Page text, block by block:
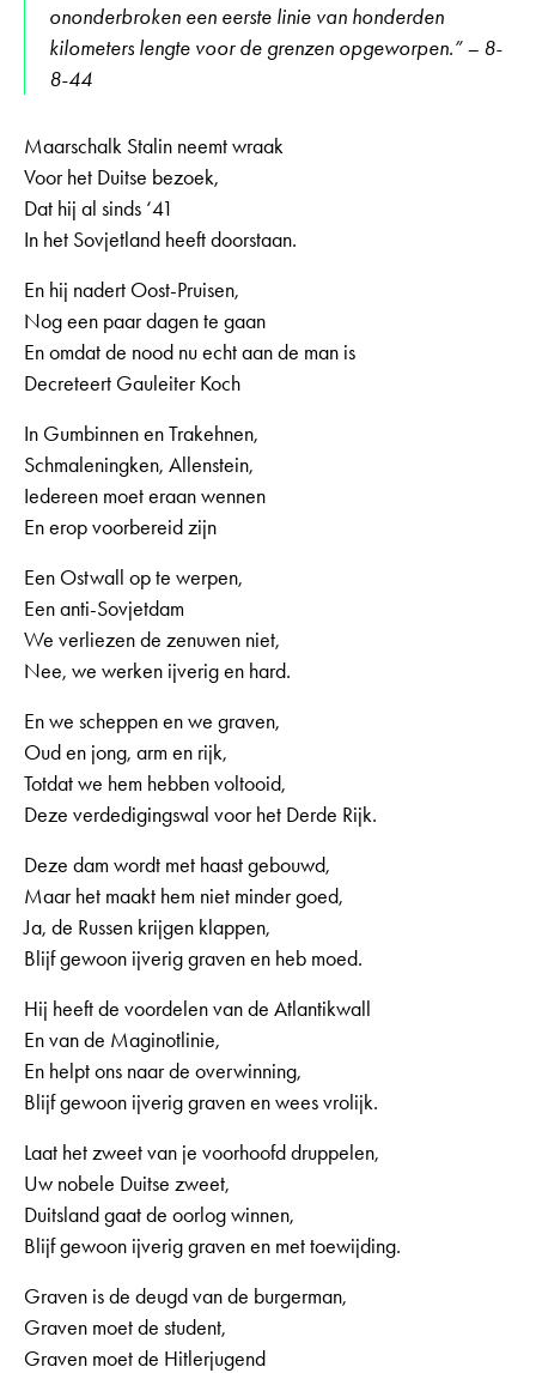
ononderbroken een eerste linie van honderden
kilometers lengte voor de grenzen opgeworpen.” – 8-
8-44
Maarschalk Stalin neemt wraak
Voor het Duitse bezoek,
Dat hij al sinds ‘41
In het Sovjetland heeft doorstaan.
En hij nadert Oost-Pruisen,
Nog een paar dagen te gaan
En omdat de nood nu echt aan de man is
Decreteert Gauleiter Koch
In Gumbinnen en Trakehnen,
Schmaleningken, Allenstein,
Iedereen moet eraan wennen
En erop voorbereid zijn
Een Ostwall op te werpen,
Een anti-Sovjetdam
We verliezen de zenuwen niet,
Nee, we werken ijverig en hard.
En we scheppen en we graven,
Oud en jong, arm en rijk,
Totdat we hem hebben voltooid,
Deze verdedigingswal voor het Derde Rijk.
Deze dam wordt met haast gebouwd,
Maar het maakt hem niet minder goed,
Ja, de Russen krijgen klappen,
Blijf gewoon ijverig graven en heb moed.
Hij heeft de voordelen van de Atlantikwall
En van de Maginotlinie,
En helpt ons naar de overwinning,
Blijf gewoon ijverig graven en wees vrolijk.
Laat het zweet van je voorhoofd druppelen,
Uw nobele Duitse zweet,
Duitsland gaat de oorlog winnen,
Blijf gewoon ijverig graven en met toewijding.
Graven is de deugd van de burgerman,
Graven moet de student,
Graven moet de Hitlerjugend